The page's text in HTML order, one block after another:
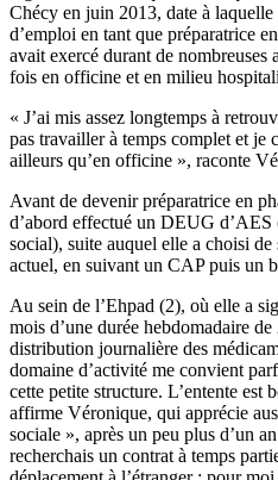
Chécy en juin 2013, date à laquelle
d’emploi en tant que préparatrice
avait exercé durant de nombreuses
fois en officine et en milieu
« J’ai mis assez longtemps à
pas travailler à temps complet et je
ailleurs qu’en officine », raconte
Avant de devenir préparatrice en
d’abord effectué un DEUG
social), suite auquel elle a choisi
actuel, en suivant un CAP puis un
Au sein de l’Ehpad (2), où elle a
mois d’une durée hebdomadaire
distribution journalière des
domaine d’activité me convient
cette petite structure. L’entente est
affirme Véronique, qui apprécie
sociale », après un peu plus d’un
recherchais un contrat à temps